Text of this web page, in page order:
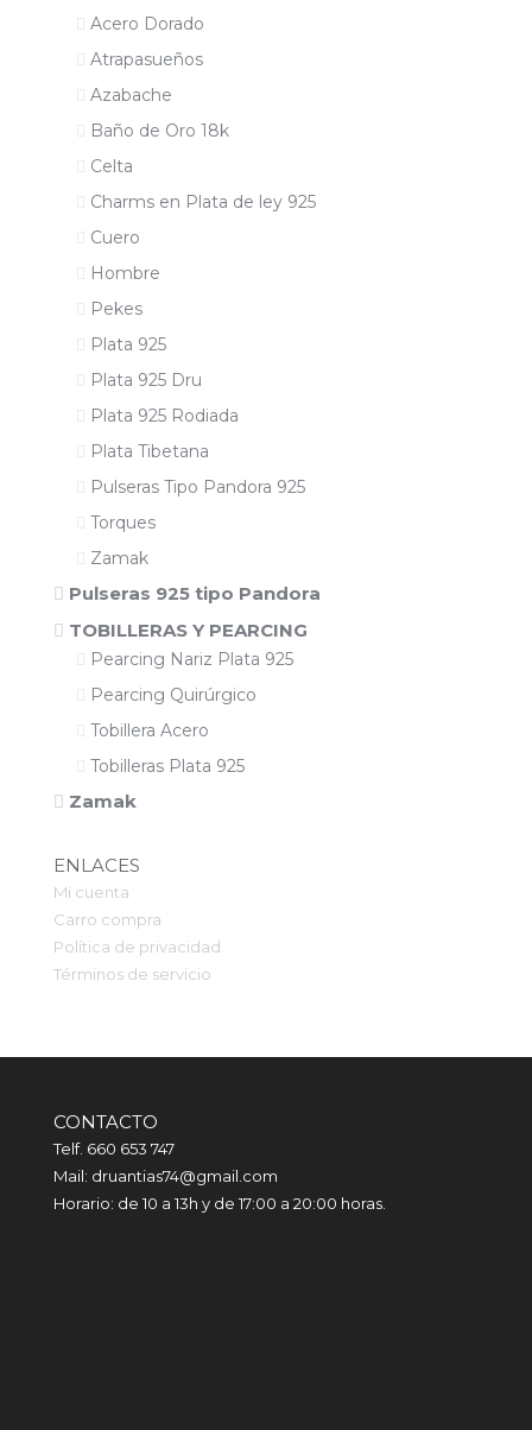
Acero Dorado
Atrapasueños
Azabache
Baño de Oro 18k
Celta
Charms en Plata de ley 925
Cuero
Hombre
Pekes
Plata 925
Plata 925 Dru
Plata 925 Rodiada
Plata Tibetana
Pulseras Tipo Pandora 925
Torques
Zamak
Pulseras 925 tipo Pandora
TOBILLERAS Y PEARCING
Pearcing Nariz Plata 925
Pearcing Quirúrgico
Tobillera Acero
Tobilleras Plata 925
Zamak
ENLACES
Mi cuenta
Carro compra
Política de privacidad
Términos de servicio
CONTACTO
Telf. 660 653 747
Mail: druantias74@gmail.com
Horario: de 10 a 13h y de 17:00 a 20:00 horas.